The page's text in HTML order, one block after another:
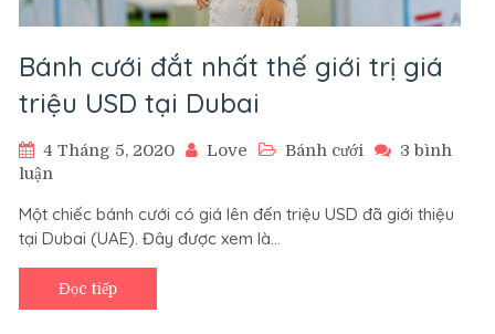
Bánh cưới đắt nhất thế giới trị giá
triệu USD tại Dubai
4 Tháng 5, 2020 Love Bánh cưới
3 bình
luận
cưới
đắt
nhất
thế
giới
Một chiếc bánh cưới có giá lên đến triệu USD đã giới thiệu
tại Dubai (UAE). Đây được xem là…
Đọc tiếp